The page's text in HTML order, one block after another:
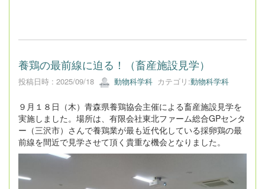
養鶏の最前線に迫る！（畜産施設見学）
投稿日時 : 2025/09/18 動物科学科 カテゴリ:動物科学科
９月１８日（木）青森県養鶏協会主催による畜産施設見学を
実施しました。場所は、有限会社東北ファーム総合GPセンタ
ー（三沢市）さんで養鶏業が最も近代化している採卵鶏の最
前線を間近で見学させて頂く貴重な機会となりました。